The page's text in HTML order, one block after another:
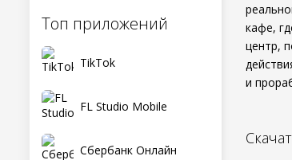
Топ приложений
TikTok
FL Studio Mobile
Сбербанк Онлайн
кафе,
центр,
и